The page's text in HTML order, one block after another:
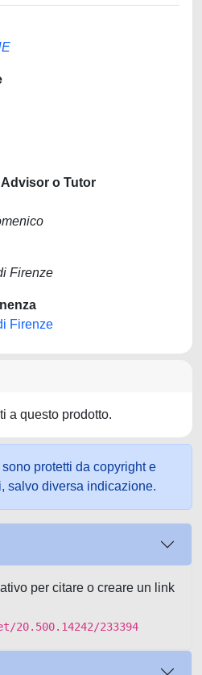
o Tutor
Firenze
Firenze
a questo prodotto.
sono protetti da copyright e
salvo diversa indicazione.
per citare o creare un link
233394